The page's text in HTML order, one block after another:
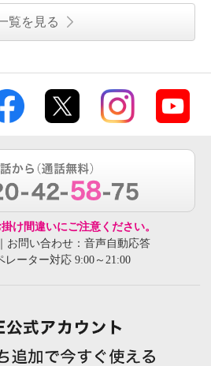
覧を見る
け間違いにご注意ください。
お問い合わせ：音声自動応答
レーター対応 9:00～21:00